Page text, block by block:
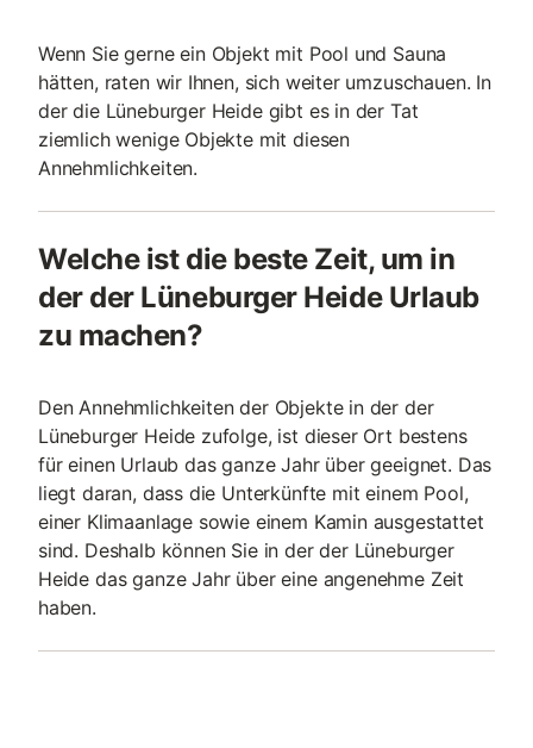
Wenn Sie gerne ein Objekt mit Pool und Sauna
hätten, raten wir Ihnen, sich weiter umzuschauen. In
der die Lüneburger Heide gibt es in der Tat
ziemlich wenige Objekte mit diesen
Annehmlichkeiten.
Welche ist die beste Zeit, um in
der der Lüneburger Heide Urlaub
zu machen?
Den Annehmlichkeiten der Objekte in der der
Lüneburger Heide zufolge, ist dieser Ort bestens
für einen Urlaub das ganze Jahr über geeignet. Das
liegt daran, dass die Unterkünfte mit einem Pool,
einer Klimaanlage sowie einem Kamin ausgestattet
sind. Deshalb können Sie in der der Lüneburger
Heide das ganze Jahr über eine angenehme Zeit
haben.